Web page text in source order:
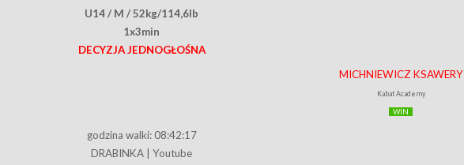
U14 / M / 52kg/114,6lb
1x3min
DECYZJA JEDNOGŁOŚNA
MICHNIEWICZ KSAWERY
Kabat Academy
WIN
godzina walki: 08:42:17
DRABINKA
Youtube